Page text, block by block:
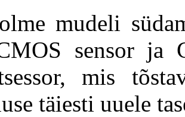
mudeli
sensor ja
mis
täiesti uuele